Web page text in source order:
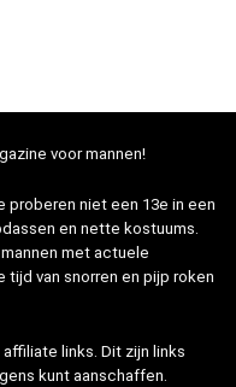
voor mannen!
proberen niet een 13e in een
en nette kostuums.
met actuele
van snorren en pijp roken
links. Dit zijn links
kunt aanschaffen.